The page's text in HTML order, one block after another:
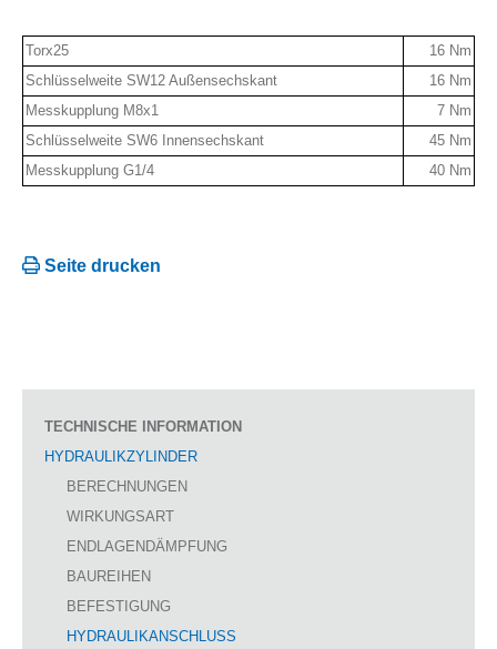
Torx25
16 Nm
Schlüsselweite SW12 Außensechskant
16 Nm
Messkupplung M8x1
7 Nm
Schlüsselweite SW6 Innensechskant
45 Nm
Messkupplung G1/4
40 Nm
Seite drucken
TECHNISCHE INFORMATION
HYDRAULIKZYLINDER
BERECHNUNGEN
WIRKUNGSART
ENDLAGENDÄMPFUNG
BAUREIHEN
BEFESTIGUNG
HYDRAULIKANSCHLUSS